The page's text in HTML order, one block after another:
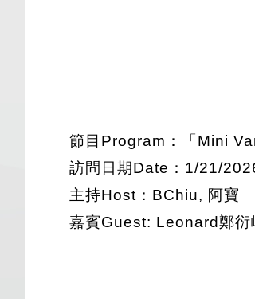
節目Program：「Mini
訪問日期Date：1/21/
主持Host：BChiu, 阿寶
嘉賓Guest: Leonard鄭衍